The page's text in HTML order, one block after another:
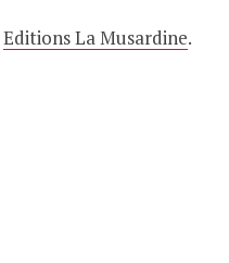
Editions La Musardine.